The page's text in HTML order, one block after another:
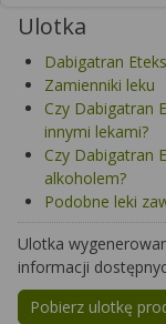
Ulotka
Dabigatran
Zamienniki leku
Czy Dabigatran
innymi lekami?
Czy Dabigatran
alkoholem?
Podobne leki
Ulotka
informacji
Pobierz ulotkę